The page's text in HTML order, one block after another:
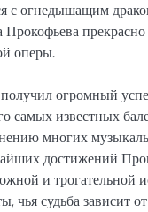
с огнедышащим
прекрасно
оперы.
огромный
самых известных
многих
достижений
и трогательной
чья судьба зависит